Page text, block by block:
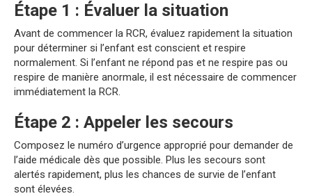
Étape 1 : Évaluer la situation
Avant de commencer la RCR, évaluez rapidement la situation
pour déterminer si l’enfant est conscient et respire
normalement. Si l’enfant ne répond pas et ne respire pas ou
respire de manière anormale, il est nécessaire de commencer
immédiatement la RCR.
Étape 2 : Appeler les secours
Composez le numéro d’urgence approprié pour demander de
l’aide médicale dès que possible. Plus les secours sont
alertés rapidement, plus les chances de survie de l’enfant
sont élevées.